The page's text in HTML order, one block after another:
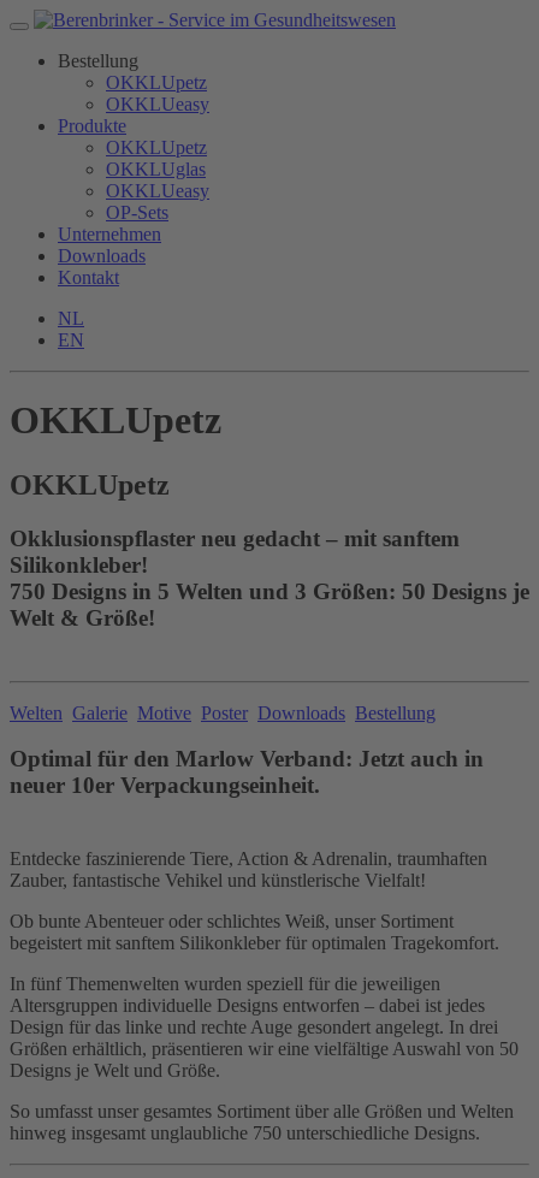
Bestellung
OKKLUpetz
OKKLUeasy
Produkte
OKKLUpetz
OKKLUglas
OKKLUeasy
OP-Sets
Unternehmen
Downloads
Kontakt
NL
EN
OKKLUpetz
OKKLUpetz
Okklusionspflaster neu gedacht – mit sanftem
Silikonkleber!
750 Designs in 5 Welten und 3 Größen: 50 Designs je
Welt & Größe!
Welten Galerie Motive Poster Downloads Bestellung
Optimal für den Marlow Verband: Jetzt auch in
neuer 10er Verpackungseinheit.
Entdecke faszinierende Tiere, Action & Adrenalin, traumhaften
Zauber, fantastische Vehikel und künstlerische Vielfalt!
Ob bunte Abenteuer oder schlichtes Weiß, unser Sortiment
begeistert mit sanftem Silikonkleber für optimalen Tragekomfort.
In fünf Themenwelten wurden speziell für die jeweiligen
Altersgruppen individuelle Designs entworfen – dabei ist jedes
Design für das linke und rechte Auge gesondert angelegt. In drei
Größen erhältlich, präsentieren wir eine vielfältige Auswahl von 50
Designs je Welt und Größe.
So umfasst unser gesamtes Sortiment über alle Größen und Welten
hinweg insgesamt unglaubliche 750 unterschiedliche Designs.